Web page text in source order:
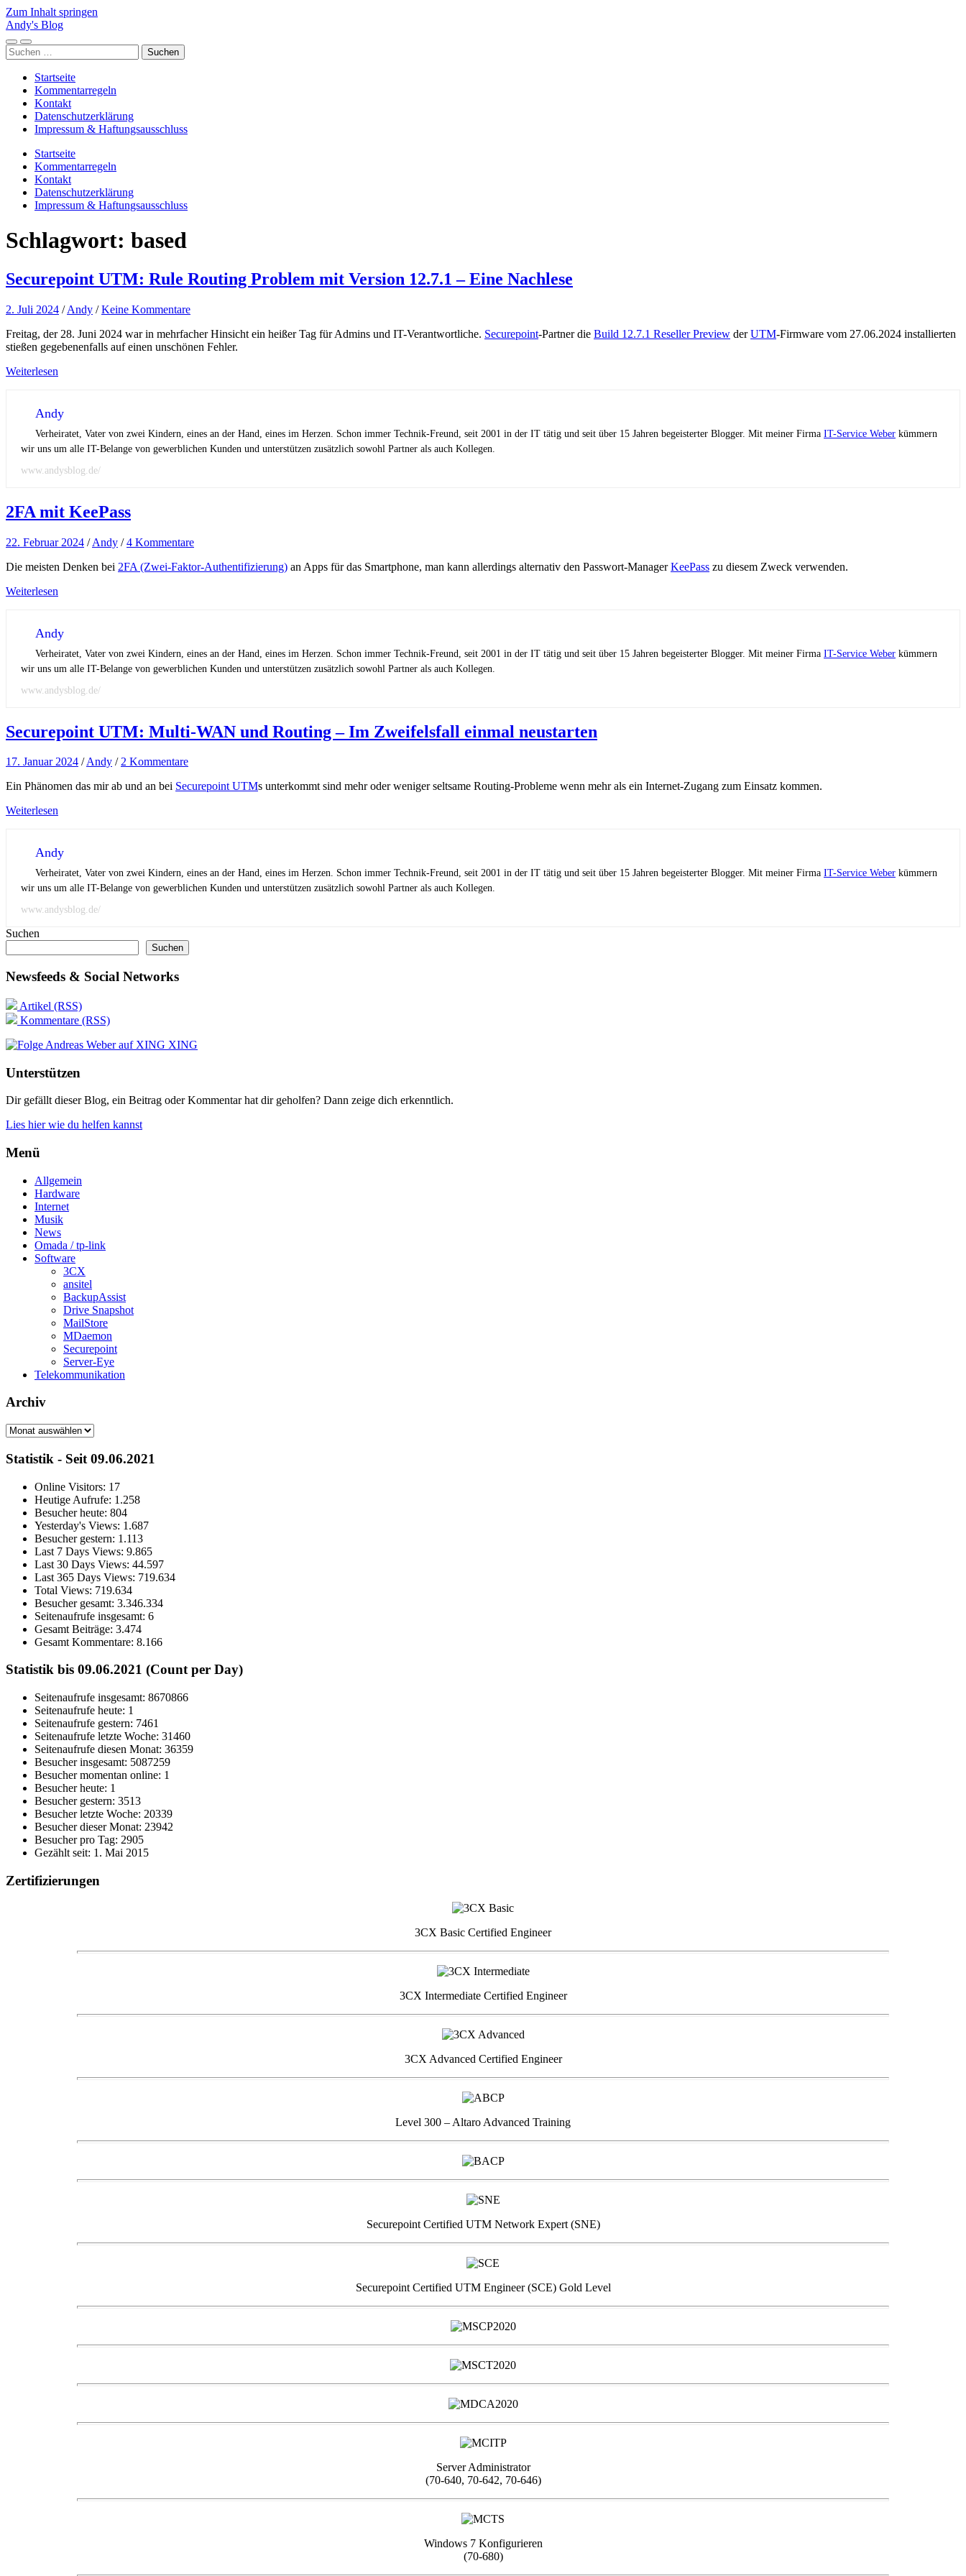
Zum Inhalt springen
Andy's Blog
Mobile-
Menü
Suchfeld
ein-/ausblenden
Suchen
nach:
Startseite
Kommentarregeln
Kontakt
Datenschutzerklärung
Impressum & Haftungsausschluss
Startseite
Kommentarregeln
Kontakt
Datenschutzerklärung
Impressum & Haftungsausschluss
Schlagwort: based
Securepoint UTM: Rule Routing Problem mit Version 12.7.1 – Eine Nachlese
2. Juli 2024 /Andy /Keine Kommentare
Freitag, der 28. Juni 2024 war in mehrfacher Hinsicht ein heißer Tag für Admins und IT-Verantwortliche. Securepoint-Partner die Build 12.7.1 Reseller Preview derUTM-Firmware vom 27.06.2024 installierten
stießen gegebenenfalls auf einen unschönen Fehler.
Weiterlesen
Andy
Verheiratet, Vater von zwei Kindern, eines an der Hand, eines im Herzen. Schon immer Technik-Freund, seit 2001 in der IT tätig und seit über 15 Jahren begeisterter Blogger. Mit meiner Firma IT-Service Weber kümmern
wir uns um alle IT-Belange von gewerblichen Kunden und unterstützen zusätzlich sowohl Partner als auch Kollegen.
www.andysblog.de/
2FA mit KeePass
22. Februar 2024 /Andy /4 Kommentare
Die meisten Denken bei 2FA (Zwei-Faktor-Authentifizierung) an Apps für das Smartphone, man kann allerdings alternativ den Passwort-ManagerKeePass zu diesem Zweck verwenden.
Weiterlesen
Andy
Verheiratet, Vater von zwei Kindern, eines an der Hand, eines im Herzen. Schon immer Technik-Freund, seit 2001 in der IT tätig und seit über 15 Jahren begeisterter Blogger. Mit meiner Firma IT-Service Weber kümmern
wir uns um alle IT-Belange von gewerblichen Kunden und unterstützen zusätzlich sowohl Partner als auch Kollegen.
www.andysblog.de/
Securepoint UTM: Multi-WAN und Routing – Im Zweifelsfall einmal neustarten
17. Januar 2024 /Andy /2 Kommentare
Ein Phänomen das mir ab und an bei Securepoint UTMs unterkommt sind mehr oder weniger seltsame Routing-Probleme wenn mehr als ein Internet-Zugang zum Einsatz kommen.
Weiterlesen
Andy
Verheiratet, Vater von zwei Kindern, eines an der Hand, eines im Herzen. Schon immer Technik-Freund, seit 2001 in der IT tätig und seit über 15 Jahren begeisterter Blogger. Mit meiner Firma IT-Service Weber kümmern
wir uns um alle IT-Belange von gewerblichen Kunden und unterstützen zusätzlich sowohl Partner als auch Kollegen.
www.andysblog.de/
Suchen
Suchen
Newsfeeds & Social Networks
Artikel (RSS)
Kommentare (RSS)
XING
Unterstützen
Dir gefällt dieser Blog, ein Beitrag oder Kommentar hat dir geholfen? Dann zeige dich erkenntlich.
Lies hier wie du helfen kannst
Menü
Allgemein
Hardware
Internet
Musik
News
Omada / tp-link
Software
3CX
ansitel
BackupAssist
Drive Snapshot
MailStore
MDaemon
Securepoint
Server-Eye
Telekommunikation
Archiv
Archiv
Statistik - Seit 09.06.2021
Online Visitors: 17
Heutige Aufrufe: 1.258
Besucher heute: 804
Yesterday's Views: 1.687
Besucher gestern: 1.113
Last 7 Days Views: 9.865
Last 30 Days Views: 44.597
Last 365 Days Views: 719.634
Total Views: 719.634
Besucher gesamt: 3.346.334
Seitenaufrufe insgesamt: 6
Gesamt Beiträge: 3.474
Gesamt Kommentare: 8.166
Statistik bis 09.06.2021 (Count per Day)
Seitenaufrufe insgesamt: 8670866
Seitenaufrufe heute: 1
Seitenaufrufe gestern: 7461
Seitenaufrufe letzte Woche: 31460
Seitenaufrufe diesen Monat: 36359
Besucher insgesamt: 5087259
Besucher momentan online: 1
Besucher heute: 1
Besucher gestern: 3513
Besucher letzte Woche: 20339
Besucher dieser Monat: 23942
Besucher pro Tag: 2905
Gezählt seit: 1. Mai 2015
Zertifizierungen
3CX Basic Certified Engineer
3CX Intermediate Certified Engineer
3CX Advanced Certified Engineer
Level 300 – Altaro Advanced Training
Securepoint Certified UTM Network Expert (SNE)
Securepoint Certified UTM Engineer (SCE) Gold Level
Server Administrator
(70-640, 70-642, 70-646)
Windows 7 Konfigurieren
(70-680)